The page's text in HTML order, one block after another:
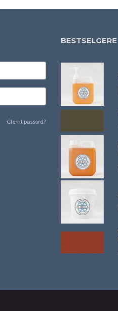
Glemt passord?
BESTSELGERE